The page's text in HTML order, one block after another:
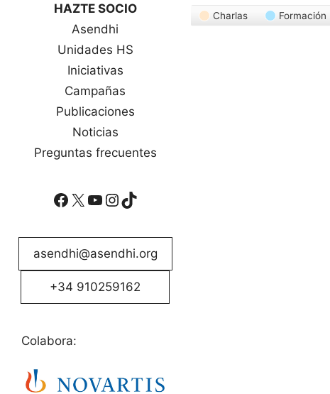
m
o
Categorías
Charlas
HAZTE SOCIO
Asendhi
Unidades HS
Iniciativas
Campañas
Publicaciones
Noticias
Preguntas frecuentes
Facebook
X YouTube
Instagram
TikTok
asendhi@asendhi.org
+34 910259162
Colabora: